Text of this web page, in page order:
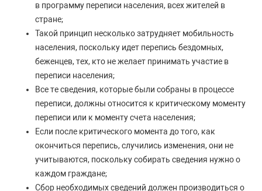
в программу переписи населения, всех жителей в
стране;
Такой принцип несколько затрудняет мобильность
населения, поскольку идет перепись бездомных,
беженцев, тех, кто не желает принимать участие в
переписи населения;
Все те сведения, которые были собраны в процессе
переписи, должны относится к критическому моменту
переписи или к моменту счета населения;
Если после критического момента до того, как
окончиться перепись, случились изменения, они не
учитываются, поскольку собирать сведения нужно о
каждом граждане;
Сбор необходимых сведений должен производиться о